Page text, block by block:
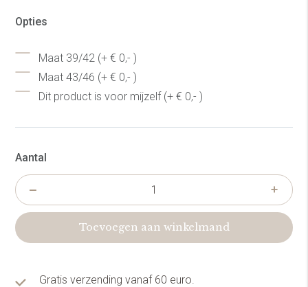
Opties
Maat 39/42 (+ € 0,- )
Maat 43/46 (+ € 0,- )
Dit product is voor mijzelf (+ € 0,- )
Aantal
Toevoegen aan winkelmand
Gratis verzending vanaf 60 euro.